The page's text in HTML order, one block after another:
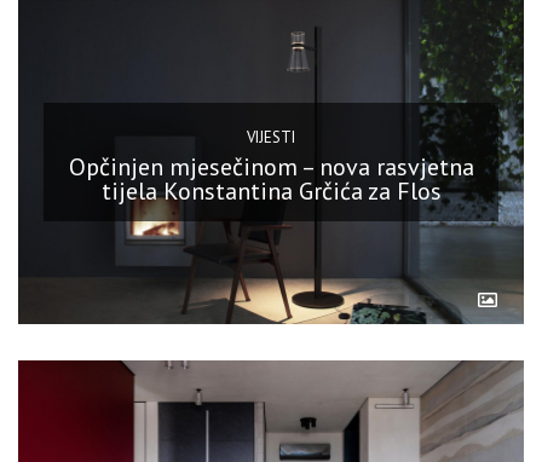
VIJESTI
Opčinjen mjesečinom – nova rasvjetna
tijela Konstantina Grčića za Flos